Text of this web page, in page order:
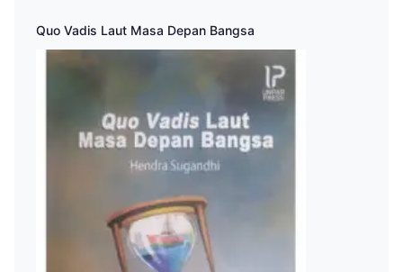
Quo Vadis Laut Masa Depan Bangsa